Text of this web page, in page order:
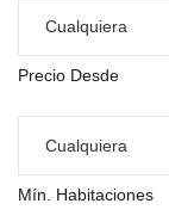
Precio Desde
Mín. Habitaciones